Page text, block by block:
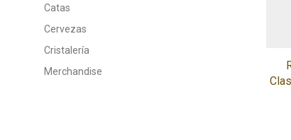
Catas
Cervezas
Cristalería
Merchandise